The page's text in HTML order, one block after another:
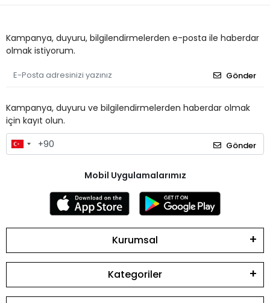
Kampanya, duyuru, bilgilendirmelerden e-posta ile haberdar
olmak istiyorum.
Gönder
Kampanya, duyuru ve bilgilendirmelerden haberdar olmak
için kayıt olun.
Gönder
Mobil Uygulamalarımız
Kurumsal
Kategoriler